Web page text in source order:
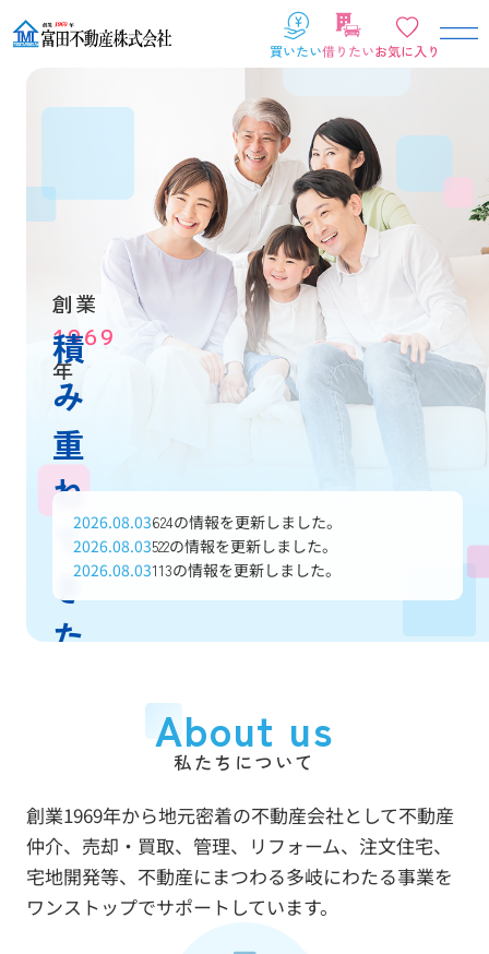
創業
1969
年
積
み
重
ね
て
き
た
実
績
で
2026.08.03624の情報を更新しました。
2026.08.03522の情報を更新しました。
2026.08.03113の情報を更新しました。
About us
私たちについて
創業1969年から地元密着の不動産会社として不動産
仲介、売却・買取、管理、リフォーム、注文住宅、
宅地開発等、不動産にまつわる多岐にわたる事業を
ワンストップでサポートしています。